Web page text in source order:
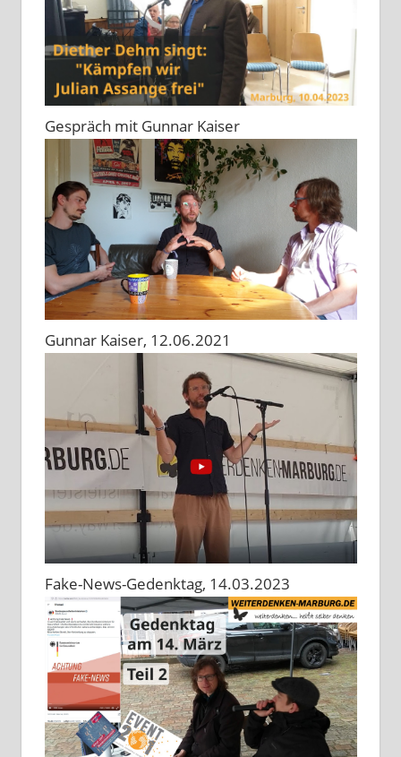
Gespräch mit Gunnar Kaiser
Gunnar Kaiser, 12.06.2021
Fake-News-Gedenktag, 14.03.2023